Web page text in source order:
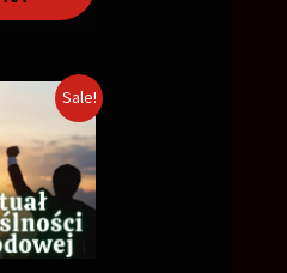
Sale!